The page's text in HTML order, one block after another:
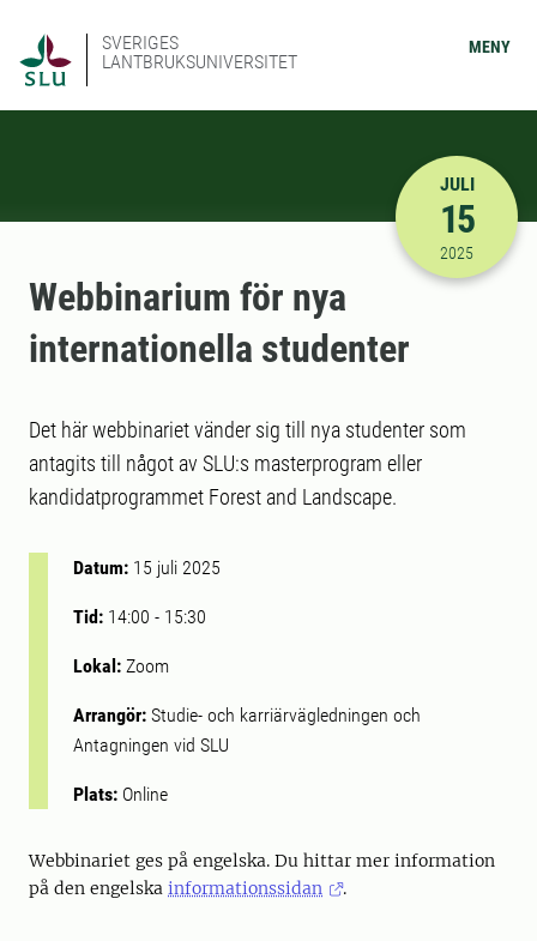
SVERIGES
LANTBRUKSUNIVERSITET
MENY
2025-07-
JULI
15
2025
Webbinarium för nya
internationella studenter
Det här webbinariet vänder sig till nya studenter som
antagits till något av SLU:s masterprogram eller
kandidatprogrammet Forest and Landscape.
Datum: 15 juli 2025
Tid: 14:00 - 15:30
Lokal: Zoom
Arrangör: Studie- och karriärvägledningen och
Antagningen vid SLU
Plats: Online
Webbinariet ges på engelska. Du hittar mer information
på den engelska informationssidan .